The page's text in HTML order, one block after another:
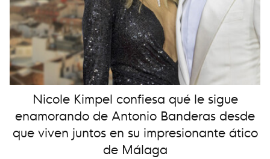
Nicole Kimpel confiesa qué le sigue
enamorando de Antonio Banderas desde
que viven juntos en su impresionante ático
de Málaga